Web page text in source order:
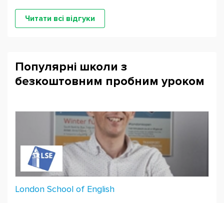
Читати всі відгуки
Популярні школи з
безкоштовним пробним уроком
London School of English